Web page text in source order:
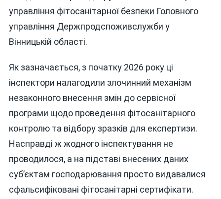
управління фітосанітарної безпеки Головного
управління Держпродспоживслужби у
Вінницькій області.
Як зазначається, з початку 2026 року ці
інспектори налагодили злочинний механізм
незаконного внесення змін до сервісної
програми щодо проведення фітосанітарного
контролю та відбору зразків для експертизи.
Насправді ж жодного інспектування не
проводилося, а на підставі внесених даних
суб’єктам господарювання просто видавалися
сфальсифіковані фітосанітарні сертифікати.